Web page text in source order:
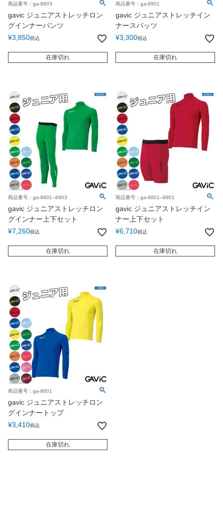
商品番号：ga-8903
gavic ジュニアストレッチロン
グインナーパンツ
¥3,850税込
在庫切れ
商品番号：ga-8901
gavic ジュニアストレッチイン
ナースパッツ
¥3,300税込
在庫切れ
商品番号：ga-8801--8903
gavic ジュニアストレッチロン
グインナー上下セット
¥7,260税込
在庫切れ
商品番号：ga-8801--8901
gavic ジュニアストレッチイン
ナー上下セット
¥6,710税込
在庫切れ
商品番号：ga-8801
gavic ジュニアストレッチロン
グインナートップ
¥3,410税込
在庫切れ